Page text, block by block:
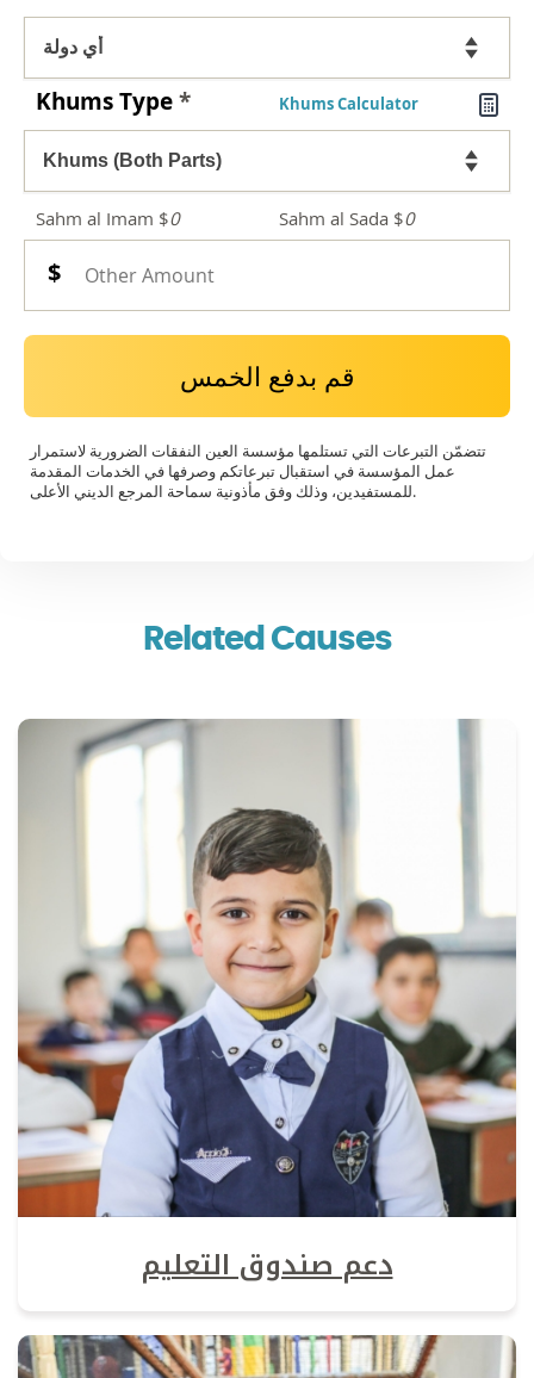
Khums Type* Khums Calculator
Sahm al Imam $0 Sahm al Sada $0
قم بدفع الخمس
تتضمّن التبرعات التي تستلمها مؤسسة العين النفقات الضرورية لاستمرار
عمل المؤسسة في استقبال تبرعاتكم وصرفها في الخدمات المقدمة
للمستفيدين، وذلك وفق مأذونية سماحة المرجع الديني الأعلى.
Related Causes
دعم صندوق التعليم